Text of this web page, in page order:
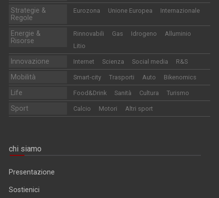
Strategie &
Regole
Eurozona Unione Europea Internazionale
Energie &
Risorse
Rinnovabili Gas Idrogeno
Alluminio
Litio
Innovazione Internet Scienza Social media R&S
Mobilità Smart-city Trasporti Auto Bikenomics
Life Food&Drink Sanità Cultura Turismo
Sport Calcio Motori Altri sport
chi siamo
Presentazione
Sostienici